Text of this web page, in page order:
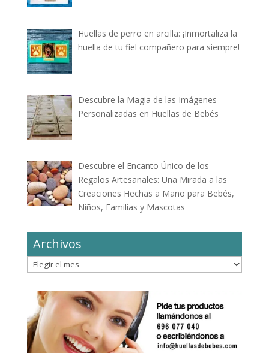
Huellas de perro en arcilla: ¡Inmortaliza la
huella de tu fiel compañero para siempre!
Descubre la Magia de las Imágenes
Personalizadas en Huellas de Bebés
Descubre el Encanto Único de los
Regalos Artesanales: Una Mirada a las
Creaciones Hechas a Mano para Bebés,
Niños, Familias y Mascotas
Archivos
Archivos